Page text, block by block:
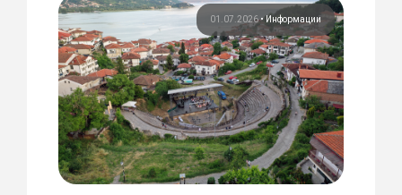
01.07.2026•Информации